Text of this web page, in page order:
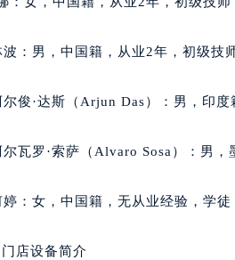
吉林省白山市浑江区浑江大
吉林省辽源市龙山区人民
吉林省四平市铁东区紫气大
吉林省通化市东昌区环通乡
辽宁省鞍山市铁东区站前街
波：男，中国籍，从业2年，初级技
尔俊·达斯（Arjun Das）：男，印
尔瓦罗·索萨（Alvaro Sosa）：男
婷：女，中国籍，无从业经验，学
门店设备简介